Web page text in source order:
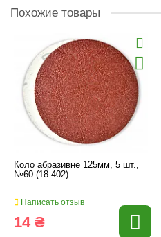
Похожие товары
Коло абразивне 125мм, 5 шт.,
№60 (18-402)
Написать отзыв
14 ₴